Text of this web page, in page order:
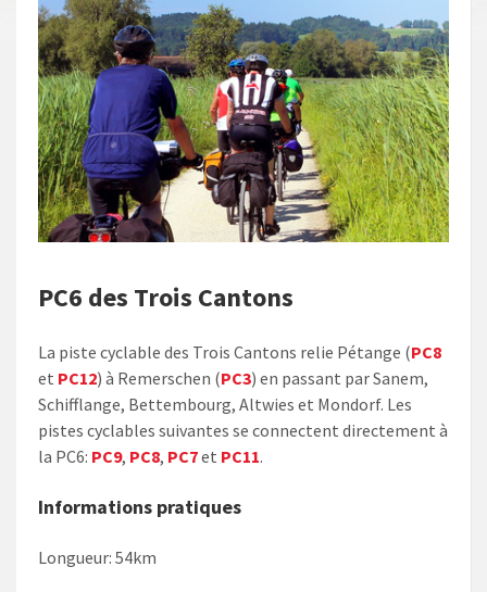
PC6 des Trois Cantons
La piste cyclable des Trois Cantons reli​e Pétange (PC8
et PC12) à Remerschen (PC3) en passant par Sanem,
Schifflange, Bettembourg, Altwies et Mondorf. Les
pistes cyclables suivantes se connectent directement à
la PC6: PC9, PC8, PC7et PC11.
Informations pratiques
Longueur: 54km